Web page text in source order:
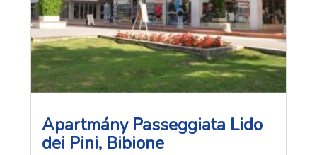
Apartmány Passeggiata Lido
dei Pini, Bibione